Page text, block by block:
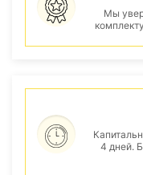
Мы
4 дней.